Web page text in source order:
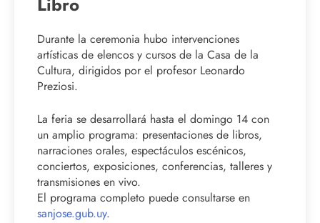
Durante la ceremonia hubo intervenciones
artísticas de elencos y cursos de la Casa de la
Cultura, dirigidos por el profesor Leonardo
Preziosi.
La feria se desarrollará hasta el domingo 14 con
un amplio programa: presentaciones de libros,
narraciones orales, espectáculos escénicos,
conciertos, exposiciones, conferencias, talleres y
transmisiones en vivo.
El programa completo puede consultarse en
sanjose.gub.uy.